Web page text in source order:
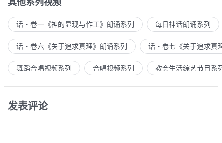
其他系列视频
话・卷一《神的显现与作工》朗诵系列 每日神话朗诵系列
话・卷六《关于追求真理》朗诵系列 话・卷七《关于追求真
舞蹈合唱视频系列 合唱视频系列 教会生活综艺节目系
发表评论